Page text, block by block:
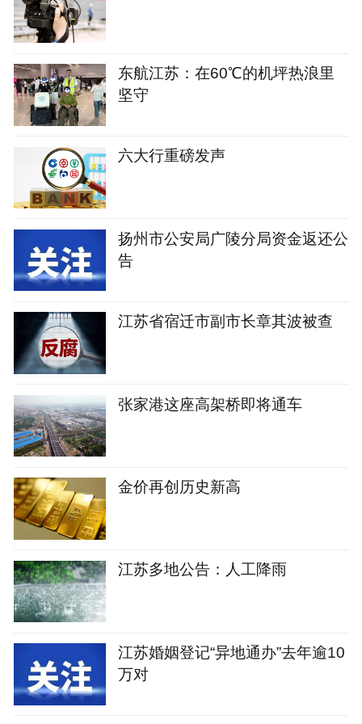
东航江苏：在60℃的机坪热浪里
坚守
六大行重磅发声
扬州市公安局广陵分局资金返还公
告
江苏省宿迁市副市长章其波被查
张家港这座高架桥即将通车
金价再创历史新高
江苏多地公告：人工降雨
江苏婚姻登记“异地通办”去年逾10
万对